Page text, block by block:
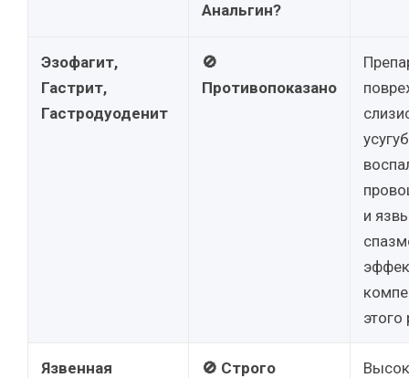
Анальгин?
Эзофагит,
Гастрит,
Гастродуоденит
🚫
Противопоказано
и
этого
Язвенная
🚫 Строго